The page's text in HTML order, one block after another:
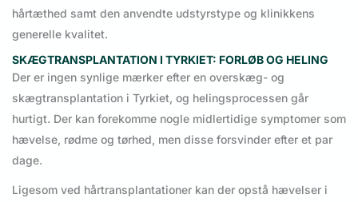
hårtæthed samt den anvendte udstyrstype og klinikkens
generelle kvalitet.
SKÆGTRANSPLANTATION I TYRKIET: FORLØB OG HELING
Der er ingen synlige mærker efter en overskæg- og
skægtransplantation i Tyrkiet, og helingsprocessen går
hurtigt. Der kan forekomme nogle midlertidige symptomer som
hævelse, rødme og tørhed, men disse forsvinder efter et par
dage.
Ligesom ved hårtransplantationer kan der opstå hævelser i